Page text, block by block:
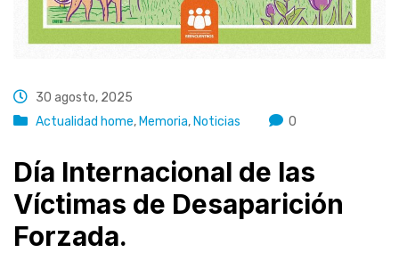
30 agosto, 2025
Actualidad home, Memoria, Noticias 0
Día Internacional de las
Víctimas de Desaparición
Forzada.